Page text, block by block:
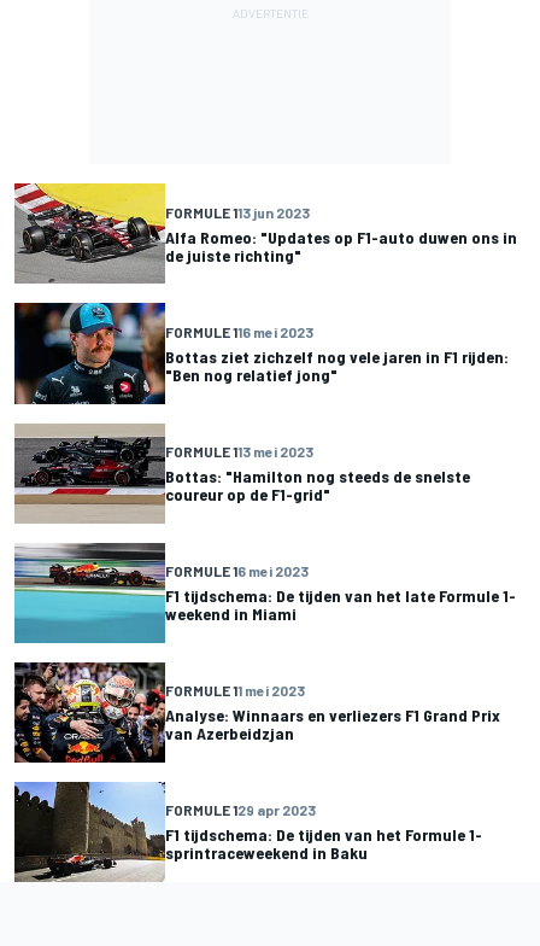
FORMULE 113 jun 2023
Alfa Romeo: "Updates op F1-auto duwen ons in
de juiste richting"
FORMULE 116 mei 2023
Bottas ziet zichzelf nog vele jaren in F1 rijden:
"Ben nog relatief jong"
FORMULE 113 mei 2023
Bottas: "Hamilton nog steeds de snelste
coureur op de F1-grid"
FORMULE 16 mei 2023
F1 tijdschema: De tijden van het late Formule 1-
weekend in Miami
FORMULE 11 mei 2023
Analyse: Winnaars en verliezers F1 Grand Prix
van Azerbeidzjan
FORMULE 129 apr 2023
F1 tijdschema: De tijden van het Formule 1-
sprintraceweekend in Baku